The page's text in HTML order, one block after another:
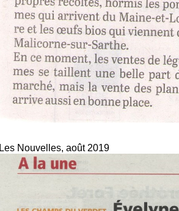
Les Nouvelles, août 2019